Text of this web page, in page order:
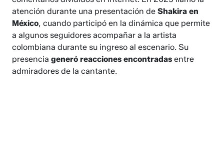
atención durante una presentación deShakira en
México, cuando participó en la dinámica que permite
a algunos seguidores acompañar a la artista
colombiana durante su ingreso al escenario. Su
presenciageneró reacciones encontradasentre
admiradores de la cantante.